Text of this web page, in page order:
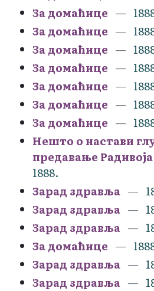
За домаћице
За домаћице
За домаћице
За домаћице
За домаћице
За домаћице
За домаћице
Нешто о настави
предавање
1888.
Зарад здравља
Зарад здравља
Зарад здравља
За домаћице
Зарад здравља
Зарад здравља